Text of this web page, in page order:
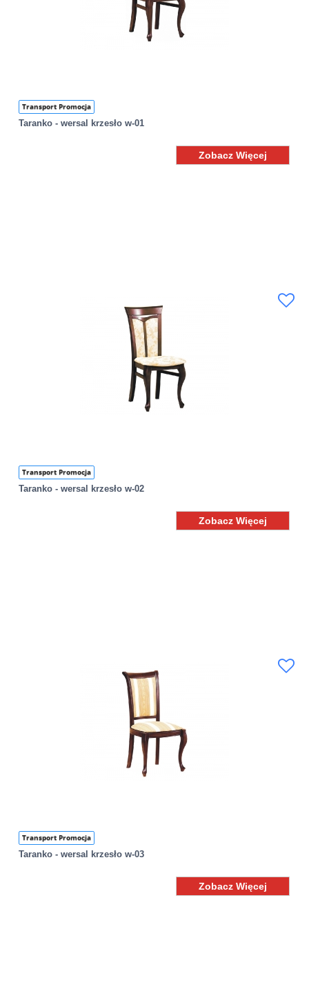
Transport Promocja
Taranko - wersal krzesło w-01
Zobacz Więcej
Transport Promocja
Taranko - wersal krzesło w-02
Zobacz Więcej
Transport Promocja
Taranko - wersal krzesło w-03
Zobacz Więcej